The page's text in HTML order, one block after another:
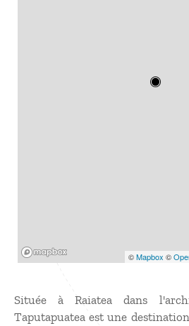
©Mapbox ©
Située à Raiatea dans
Taputapuatea est une